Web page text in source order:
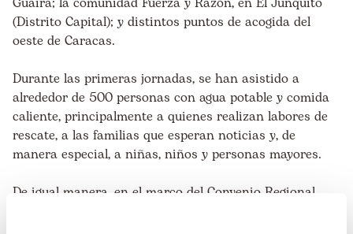
(Distrito Capital); y distintos puntos de acogida del
oeste de Caracas.
Durante las primeras jornadas, se han asistido a
alrededor de 500 personas con agua potable y comida
caliente, principalmente a quienes realizan labores de
rescate, a las familias que esperan noticias y, de
manera especial, a niñas, niños y personas mayores.
De igual manera, en el marco del Convenio Regional